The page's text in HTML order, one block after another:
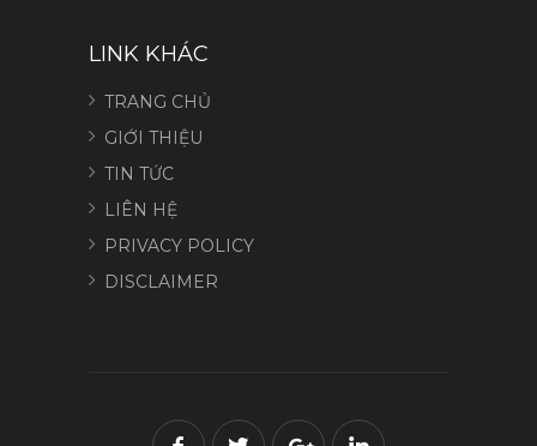
LINK KHÁC
TRANG CHỦ
GIỚI THIỆU
TIN TỨC
LIÊN HỆ
PRIVACY POLICY
DISCLAIMER